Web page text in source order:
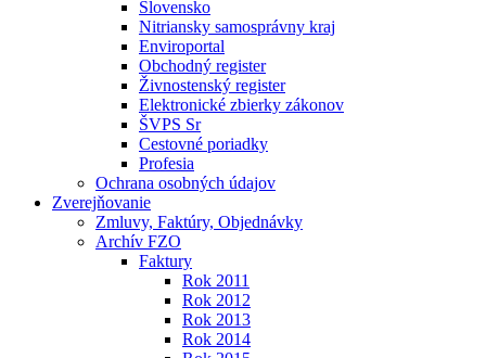
Slovensko
Nitriansky samosprávny kraj
Enviroportal
Obchodný register
Živnostenský register
Elektronické zbierky zákonov
ŠVPS Sr
Cestovné poriadky
Profesia
Ochrana osobných údajov
Zverejňovanie
Zmluvy, Faktúry, Objednávky
Archív FZO
Faktury
Rok 2011
Rok 2012
Rok 2013
Rok 2014